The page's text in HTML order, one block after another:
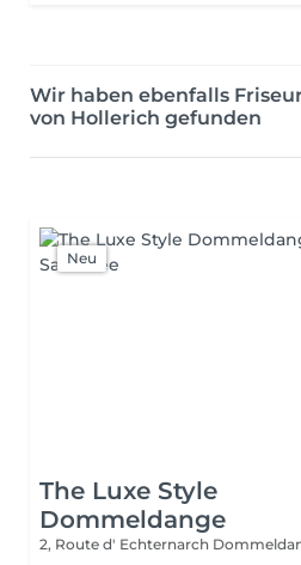
Wir haben ebenfalls
von Hollerich gefunden
Neu
The Luxe Style
Dommeldange
2, Route d' Echternarch